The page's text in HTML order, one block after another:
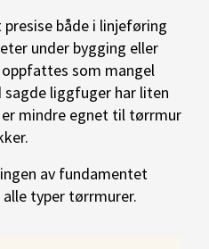
både i linjeføring
under bygging eller
som mangel
sagde liggfuger har liten
mindre egnet til tørrmur
av fundamentet
typer tørrmurer.